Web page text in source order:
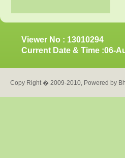
Viewer No : 13010294
Current Date & Time :06-
Copy Right � 2009-2010, Powered by